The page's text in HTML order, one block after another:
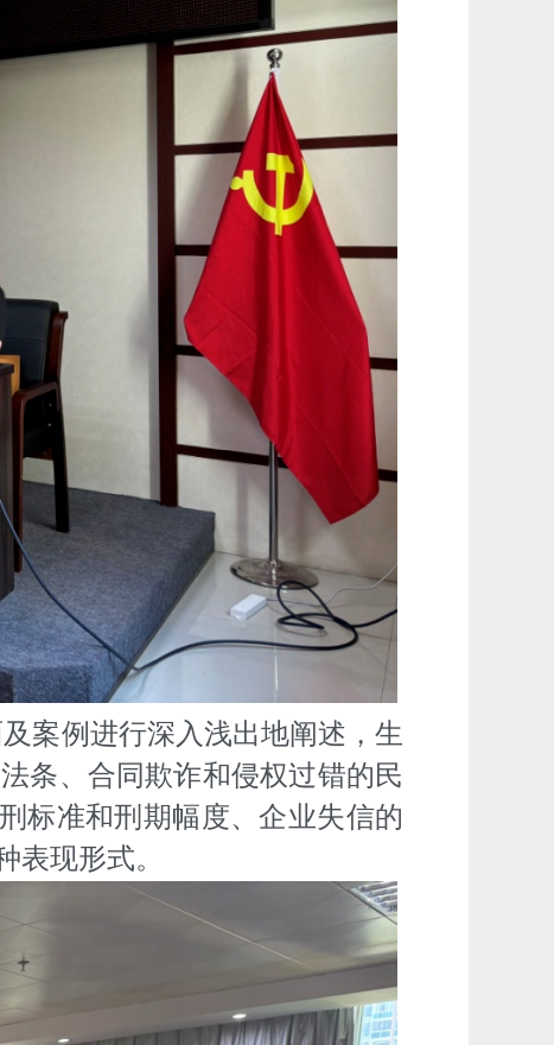
案例进行深入浅出地阐述，生
条、合同欺诈和侵权过错的民
标准和刑期幅度、企业失信的
现形式。